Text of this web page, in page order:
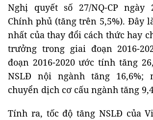
Nghị quyết số 27/NQ-CP ngày
Chính phủ (tăng trên 5,5%). Đây
nhất của thay đổi cách thức hay
trưởng trong giai đoạn 2016-
đoạn 2016-2020 ước tính tăng
NSLĐ nội ngành tăng 16,6%;
chuyển dịch cơ cấu ngành tăng
Tính ra, tốc độ tăng NSLĐ của